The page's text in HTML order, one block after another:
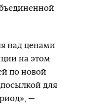
над ценами
на этом
по новой
для
—